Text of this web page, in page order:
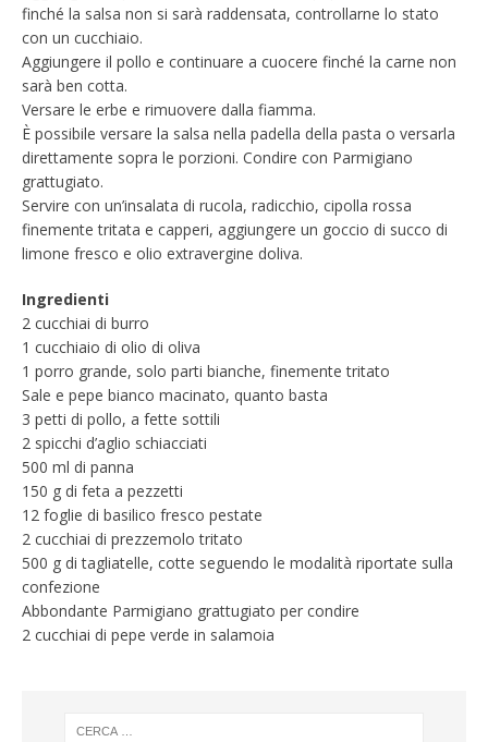
finché la salsa non si sarà raddensata, controllarne lo stato
con un cucchiaio.
Aggiungere il pollo e continuare a cuocere finché la carne non
sarà ben cotta.
Versare le erbe e rimuovere dalla fiamma.
È possibile versare la salsa nella padella della pasta o versarla
direttamente sopra le porzioni. Condire con Parmigiano
grattugiato.
Servire con un’insalata di rucola, radicchio, cipolla rossa
finemente tritata e capperi, aggiungere un goccio di succo di
limone fresco e olio extravergine doliva.
Ingredienti
2 cucchiai di burro
1 cucchiaio di olio di oliva
1 porro grande, solo parti bianche, finemente tritato
Sale e pepe bianco macinato, quanto basta
3 petti di pollo, a fette sottili
2 spicchi d’aglio schiacciati
500 ml di panna
150 g di feta a pezzetti
12 foglie di basilico fresco pestate
2 cucchiai di prezzemolo tritato
500 g di tagliatelle, cotte seguendo le modalità riportate sulla
confezione
Abbondante Parmigiano grattugiato per condire
2 cucchiai di pepe verde in salamoia